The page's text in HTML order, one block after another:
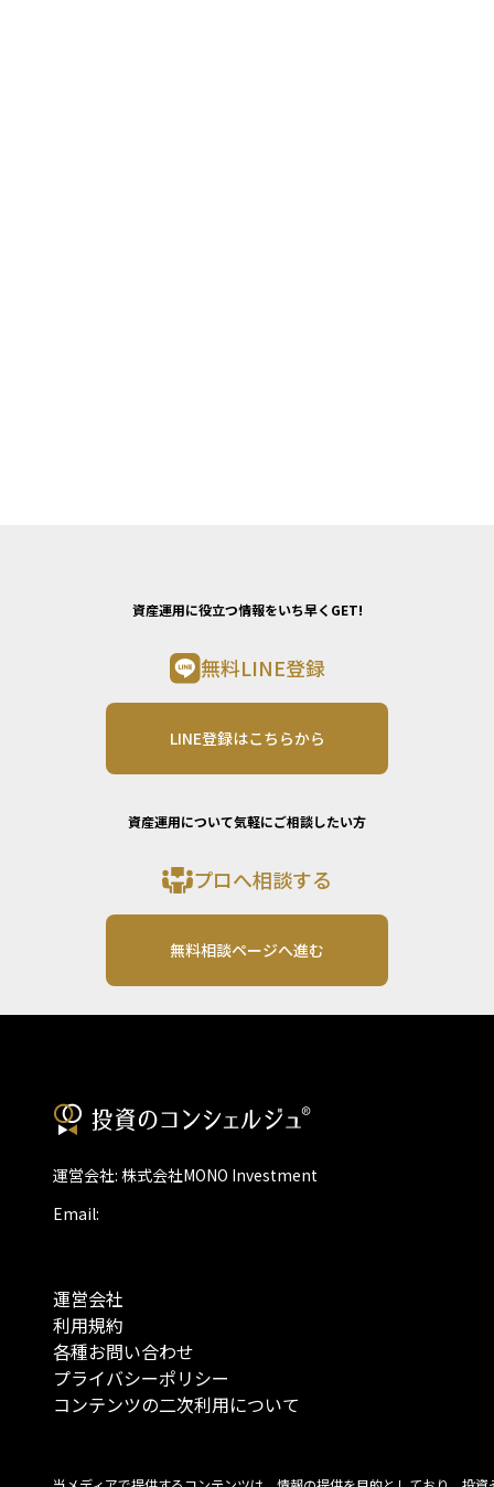
資産運用に役立つ情報をいち早くGET!
無料LINE登録
LINE登録はこちらから
資産運用について気軽にご相談したい方
プロへ相談する
無料相談ページへ進む
運営会社: 株式会社MONO Investment
Email:
運営会社
利用規約
各種お問い合わせ
プライバシーポリシー
コンテンツの二次利用について